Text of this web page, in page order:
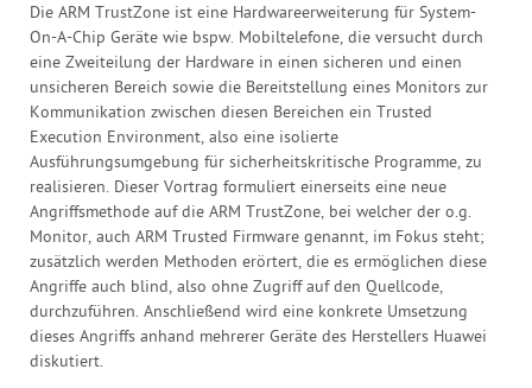
Die ARM TrustZone ist eine Hardwareerweiterung für System-
On-A-Chip Geräte wie bspw. Mobiltelefone, die versucht durch
eine Zweiteilung der Hardware in einen sicheren und einen
unsicheren Bereich sowie die Bereitstellung eines Monitors zur
Kommunikation zwischen diesen Bereichen ein Trusted
Execution Environment, also eine isolierte
Ausführungsumgebung für sicherheitskritische Programme, zu
realisieren. Dieser Vortrag formuliert einerseits eine neue
Angriffsmethode auf die ARM TrustZone, bei welcher der o.g.
Monitor, auch ARM Trusted Firmware genannt, im Fokus steht;
zusätzlich werden Methoden erörtert, die es ermöglichen diese
Angriffe auch blind, also ohne Zugriff auf den Quellcode,
durchzuführen. Anschließend wird eine konkrete Umsetzung
dieses Angriffs anhand mehrerer Geräte des Herstellers Huawei
diskutiert.